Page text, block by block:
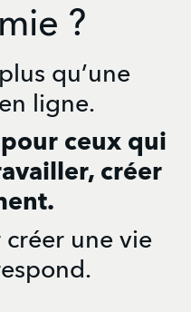
?
qu’une
ligne.
pour ceux qui
créer
créer une vie